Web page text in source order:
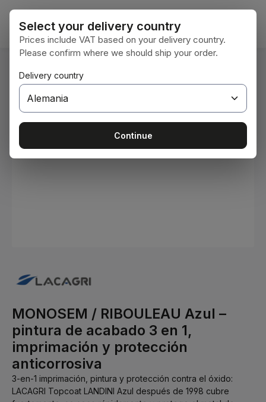
Saltar al contenido principal
Estás aquí: Inicio
MONOSEM / RIBOULEAU Azul –
pintura de acabado 3 en 1,
imprimación y protección
anticorrosiva
3-en-1 imprimación, pintura y protección contra el óxido:
LACAGRI Topcoat LANDINI Azul después de 1998 cubre
Select your delivery country
Prices include VAT based on your delivery country.
Please confirm where we should ship your order.
Delivery country
Continue